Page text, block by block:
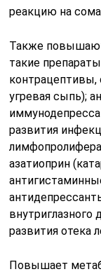
реакцию на
Также
такие
контрацептивы,
угревая сыпь);
развития
азатиоприн
развития отека
Повышает